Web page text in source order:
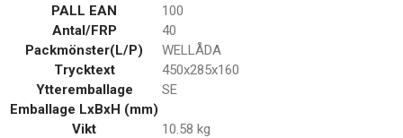
PALL EAN
100
Antal/FRP
40
Packmönster(L/P)
WELLÅDA
Trycktext
450x285x160
Ytteremballage
SE
Emballage LxBxH (mm)
Vikt
10.58 kg